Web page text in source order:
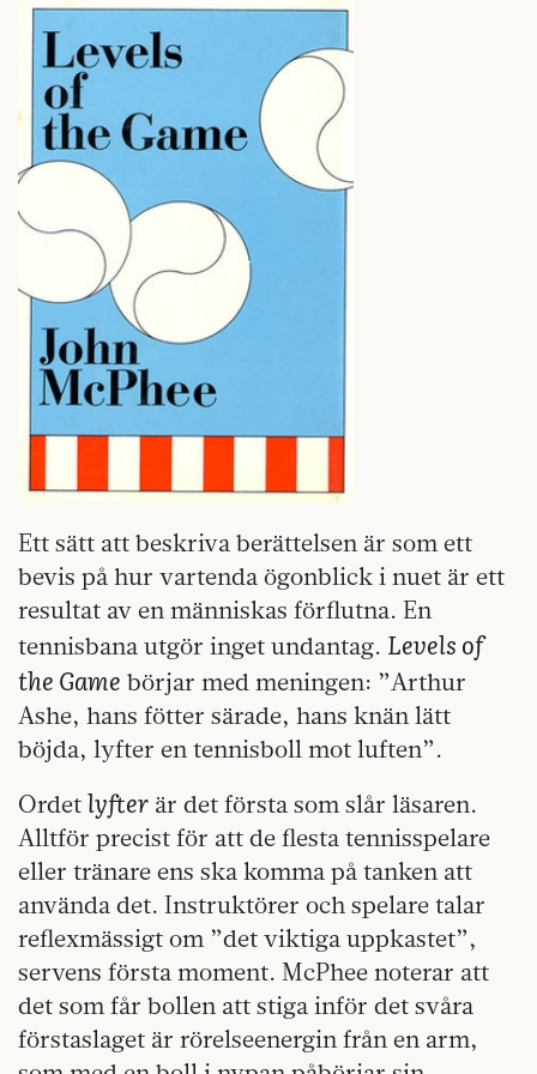
Ett sätt att beskriva berättelsen är som ett
bevis på hur vartenda ögonblick i nuet är ett
resultat av en människas förflutna. En
tennisbana utgör inget undantag. Levels of
the Game börjar med meningen: ”Arthur
Ashe, hans fötter särade, hans knän lätt
böjda, lyfter en tennisboll mot luften”.
Ordet lyfter är det första som slår läsaren.
Alltför precist för att de flesta tennisspelare
eller tränare ens ska komma på tanken att
använda det. Instruktörer och spelare talar
reflexmässigt om ”det viktiga uppkastet”,
servens första moment. McPhee noterar att
det som får bollen att stiga inför det svåra
förstaslaget är rörelseenergin från en arm,